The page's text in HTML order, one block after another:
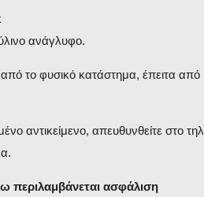
ανάγλυφο.
το φυσικό κατάστημα, έπειτα από
αντικείμενο, απευθυνθείτε στο τηλ
περιλαμβάνεται ασφάλιση